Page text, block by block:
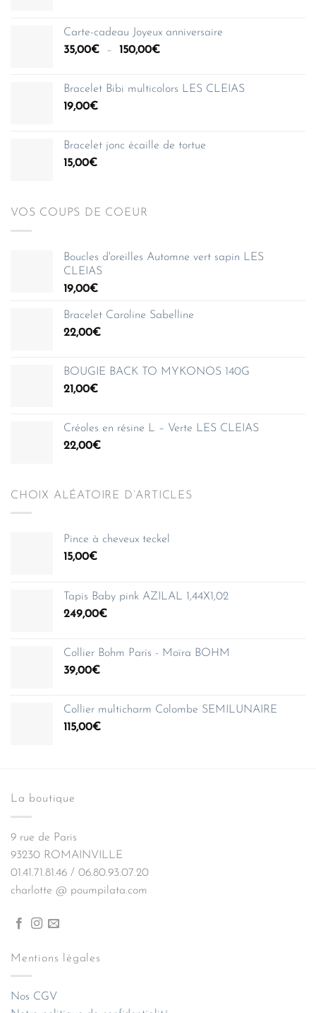
35,00€
à
Carte-cadeau Joyeux anniversaire
35,00€ – 150,00€Plage
35,00€
Bracelet Bibi multicolors LES CLEIAS
19,00€
Bracelet jonc écaille de tortue
15,00€
VOS COUPS DE COEUR
Boucles d'oreilles Automne vert sapin LES
CLEIAS
19,00€
Bracelet Caroline Sabelline
22,00€
BOUGIE BACK TO MYKONOS 140G
21,00€
Créoles en résine L – Verte LES CLEIAS
22,00€
CHOIX ALÉATOIRE D’ARTICLES
Pince à cheveux teckel
15,00€
Tapis Baby pink AZILAL 1,44X1,02
249,00€
Collier Bohm Paris - Moïra BOHM
39,00€
Collier multicharm Colombe SEMILUNAIRE
115,00€
La boutique
9 rue de Paris
93230 ROMAINVILLE
01.41.71.81.46 / 06.80.93.07.20
charlotte @ poumpilata.com
Mentions légales
Nos CGV